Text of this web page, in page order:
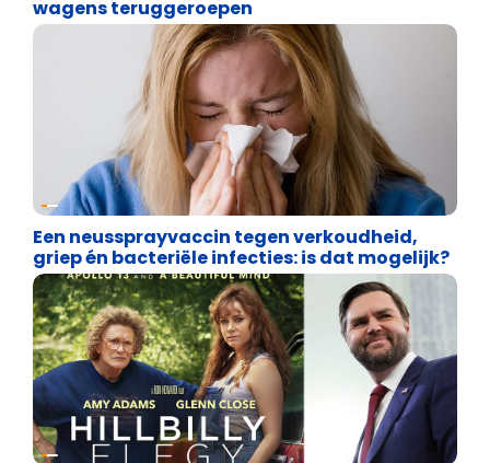
wagens teruggeroepen
Uncategorized
Een neussprayvaccin tegen verkoudheid,
griep én bacteriële infecties: is dat mogelijk?
Uncategorized